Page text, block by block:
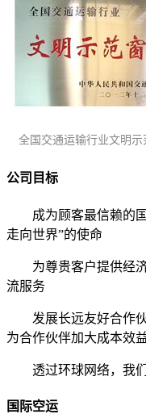
全国交通运输行业文明示
公司目标
成为顾客最信赖的国
走向世界”的使命
为尊贵客户提供经济
流服务
发展长远友好合作伙
为合作伙伴加大成本效
透过环球网络，我们
国际空运